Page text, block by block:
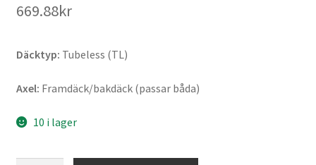
669.88kr
Däcktyp: Tubeless (TL)
Axel: Framdäck/bakdäck (passar båda)
10 i lager